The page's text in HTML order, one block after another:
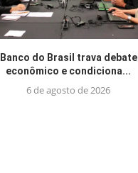
Banco do Brasil trava debate
econômico e condiciona...
6 de agosto de 2026